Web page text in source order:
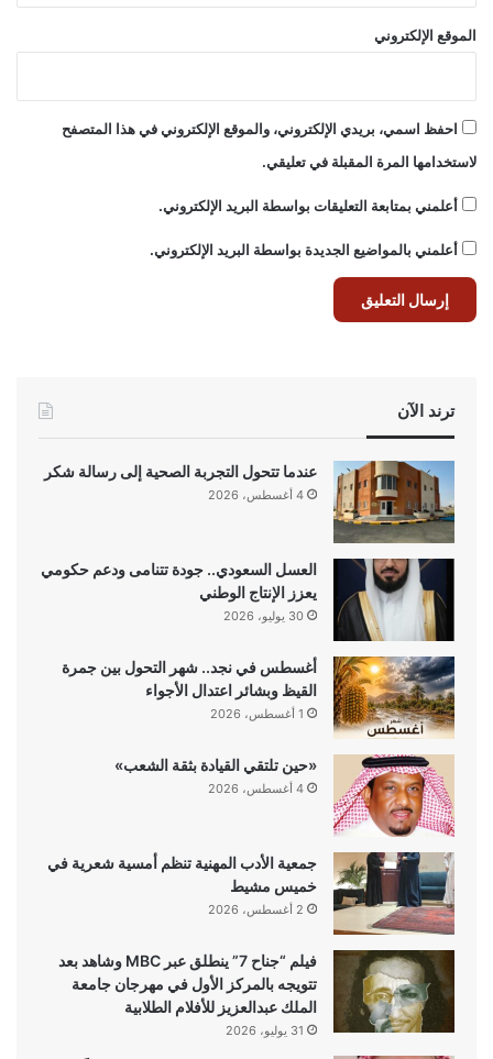
الموقع الإلكتروني
احفظ اسمي، بريدي الإلكتروني، والموقع الإلكتروني في هذا المتصفح
لاستخدامها المرة المقبلة في تعليقي.
أعلمني بمتابعة التعليقات بواسطة البريد الإلكتروني.
أعلمني بالمواضيع الجديدة بواسطة البريد الإلكتروني.
ترند الآن
عندما تتحول التجربة الصحية إلى رسالة شكر
4 أغسطس، 2026
العسل السعودي.. جودة تتنامى ودعم حكومي
يعزز الإنتاج الوطني
30 يوليو، 2026
أغسطس في نجد.. شهر التحول بين جمرة
القيظ وبشائر اعتدال الأجواء
1 أغسطس، 2026
«حين تلتقي القيادة بثقة الشعب»
4 أغسطس، 2026
جمعية الأدب المهنية تنظم أمسية شعرية في
خميس مشيط
2 أغسطس، 2026
فيلم “جناح 7” ينطلق عبر MBC وشاهد بعد
تتويجه بالمركز الأول في مهرجان جامعة
الملك عبدالعزيز للأفلام الطلابية
31 يوليو، 2026